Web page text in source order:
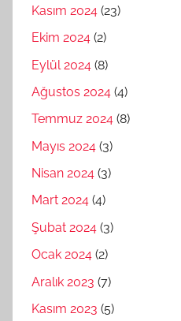
Kasım 2024 (23)
Ekim 2024 (2)
Eylül 2024 (8)
Ağustos 2024 (4)
Temmuz 2024 (8)
Mayıs 2024 (3)
Nisan 2024 (3)
Mart 2024 (4)
Şubat 2024 (3)
Ocak 2024 (2)
Aralık 2023 (7)
Kasım 2023 (5)